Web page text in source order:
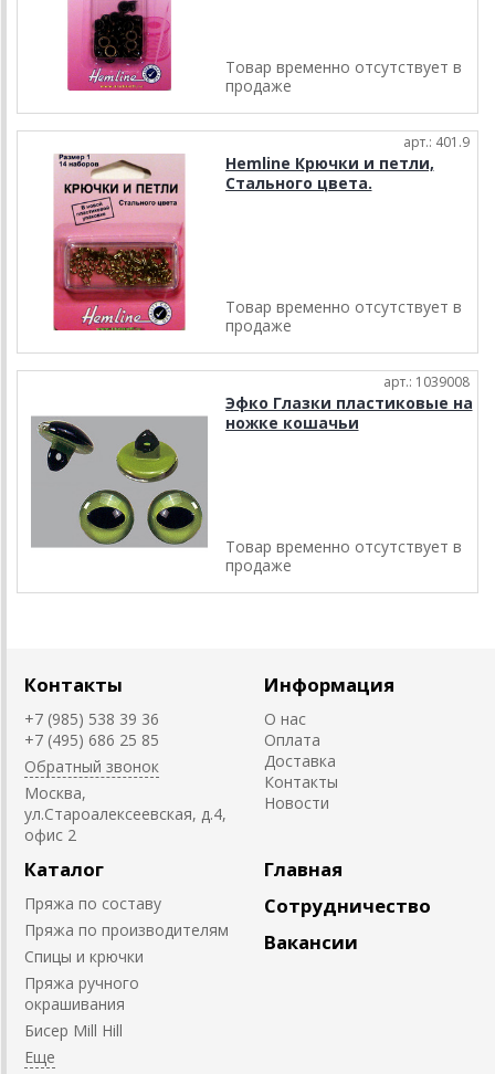
Товар временно отсутствует в
продаже
арт.: 401.9
Hemline Крючки и петли,
Стального цвета.
Товар временно отсутствует в
продаже
арт.: 1039008
Эфко Глазки пластиковые на
ножке кошачьи
Товар временно отсутствует в
продаже
Контакты
+7 (985) 538 39 36
+7 (495) 686 25 85
Обратный звонок
Москва,
ул.Староалексеевская, д.4,
офис 2
Информация
О нас
Оплата
Доставка
Контакты
Новости
Каталог
Пряжа по составу
Пряжа по производителям
Спицы и крючки
Пряжа ручного
окрашивания
Биcер Mill Hill
Главная
Сотрудничество
Вакансии